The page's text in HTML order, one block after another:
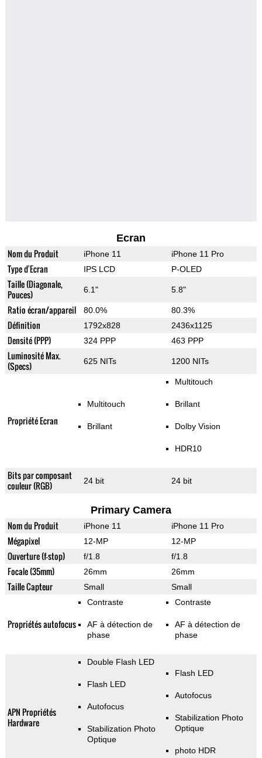
Ecran
Nom du Produit iPhone 11 iPhone 11 Pro
Type d'Ecran IPS LCD P-OLED
Taille (Diagonale,
Pouces)
6.1" 5.8"
Ratio écran/appareil 80.0% 80.3%
Définition 1792x828 2436x1125
Densité (PPP) 324 PPP 463 PPP
Luminosité Max.
(Specs)
625 NITs 1200 NITs
Propriété Ecran
Multitouch
Brillant
Multitouch
Brillant
Dolby Vision
HDR10
Bits par composant
couleur (RGB)
24 bit 24 bit
Primary Camera
Nom du Produit iPhone 11 iPhone 11 Pro
Mégapixel 12-MP 12-MP
Ouverture (f-stop) f/1.8 f/1.8
Focale (35mm) 26mm 26mm
Taille Capteur Small Small
Propriétés autofocus
Contraste
AF à détection de
phase
Contraste
AF à détection de
phase
APN Propriétés
Hardware
Double Flash LED
Flash LED
Autofocus
Stabilization Photo
Optique
Flash LED
Autofocus
Stabilization Photo
Optique
photo HDR